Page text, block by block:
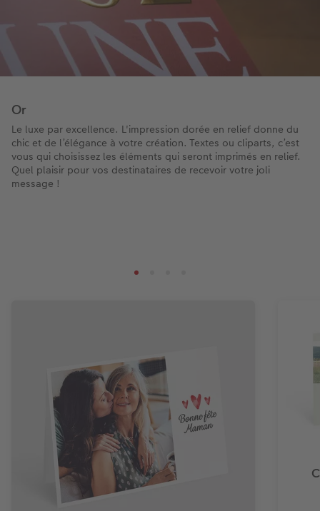
Modes de commande
Créez votre photo d'identité
Accessoires
Or
Le luxe par excellence. L'impression dorée en relief donne du
chic et de l’élégance à votre création. Textes ou cliparts, c’est
vous qui choisissez les éléments qui seront imprimés en relief.
Quel plaisir pour vos destinataires de recevoir votre joli
message !